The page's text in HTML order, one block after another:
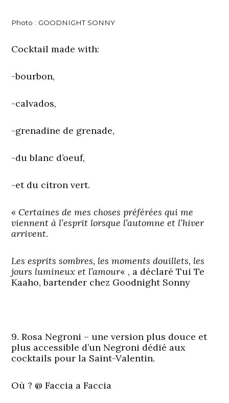
Photo : GOODNIGHT SONNY
Cocktail made with:
-bourbon,
-calvados,
-grenadine de grenade,
-du blanc d’oeuf,
-et du citron vert.
« Certaines de mes choses préférées qui me
viennent à l’esprit lorsque l’automne et l’hiver
arrivent.
Les esprits sombres, les moments douillets, les
jours lumineux et l’amour« , a déclaré Tui Te
Kaaho, bartender chez Goodnight Sonny
9. Rosa Negroni – une version plus douce et
plus accessible d’un Negroni dédié aux
cocktails pour la Saint-Valentin.
Où ? @ Faccia a Faccia